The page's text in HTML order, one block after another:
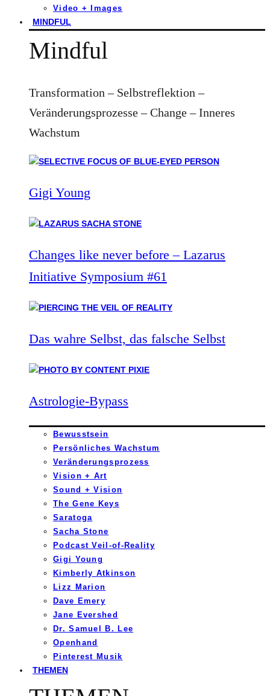
Video + Images
MINDFUL
Mindful
Transformation – Selbstreflektion –
Veränderungsprozesse – Change – Inneres
Wachstum
Gigi Young
Changes like never before – Lazarus
Initiative Symposium #61
Das wahre Selbst, das falsche Selbst
Astrologie-Bypass
Bewusstsein
Persönliches Wachstum
Veränderungsprozess
Vision + Art
Sound + Vision
The Gene Keys
Saratoga
Sacha Stone
Podcast Veil-of-Reality
Gigi Young
Kimberly Atkinson
Lizz Marion
Dave Emery
Jane Evershed
Dr. Samuel B. Lee
Openhand
Pinterest Musik
THEMEN